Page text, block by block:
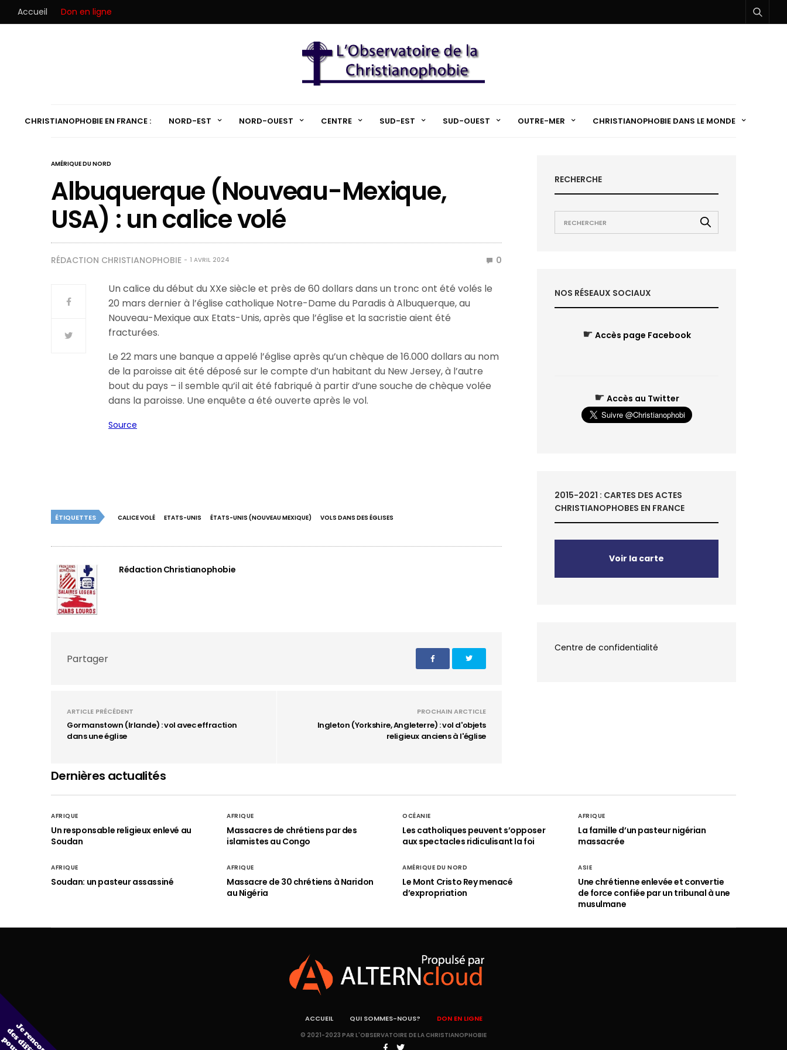
Accueil Don en ligne
CHRISTIANOPHOBIE EN FRANCE : NORD-EST NORD-OUEST CENTRE SUD-EST SUD-OUEST OUTRE-MER CHRISTIANOPHOBIE DANS LE MONDE
AMÉRIQUE DU NORD
Albuquerque (Nouveau-Mexique,
USA) : un calice volé
RÉDACTION CHRISTIANOPHOBIE 1 AVRIL 2024 0
Un calice du début du XXe siècle et près de 60 dollars dans un tronc ont été volés le
20 mars dernier à l’église catholique Notre-Dame du Paradis à Albuquerque, au
Nouveau-Mexique aux Etats-Unis, après que l’église et la sacristie aient été
fracturées.
Le 22 mars une banque a appelé l’église après qu’un chèque de 16.000 dollars au nom
de la paroisse ait été déposé sur le compte d’un habitant du New Jersey, à l’autre
bout du pays – il semble qu’il ait été fabriqué à partir d’une souche de chèque volée
dans la paroisse. Une enquête a été ouverte après le vol.
Source
ÉTIQUETTES CALICE VOLÉ ETATS-UNIS ÉTATS-UNIS (NOUVEAU MEXIQUE) VOLS DANS DES ÉGLISES
Rédaction Christianophobie
Partager
ARTICLE PRÉCÉDENT
Gormanstown (Irlande) : vol avec effraction
dans une église
PROCHAIN ARCTICLE
Ingleton (Yorkshire, Angleterre) : vol d'objets
religieux anciens à l'église
RECHERCHE
NOS RÉSEAUX SOCIAUX
☛ Accès page Facebook
☛ Accès au Twitter
2015-2021 : CARTES DES ACTES
CHRISTIANOPHOBES EN FRANCE
Voir la carte
Centre de confidentialité
Dernières actualités
AFRIQUE
Un responsable religieux enlevé au
Soudan
AFRIQUE
Massacres de chrétiens par des
islamistes au Congo
OCÉANIE
Les catholiques peuvent s’opposer
aux spectacles ridiculisant la foi
AFRIQUE
La famille d’un pasteur nigérian
massacrée
AFRIQUE
Soudan: un pasteur assassiné
AFRIQUE
Massacre de 30 chrétiens à Naridon
au Nigéria
AMÉRIQUE DU NORD
Le Mont Cristo Rey menacé
d’expropriation
ASIE
Une chrétienne enlevée et convertie
de force confiée par un tribunal à une
musulmane
ACCUEIL QUI SOMMES-NOUS? DON EN LIGNE
© 2021-2023 PAR L'OBSERVATOIRE DE LA CHRISTIANOPHOBIE